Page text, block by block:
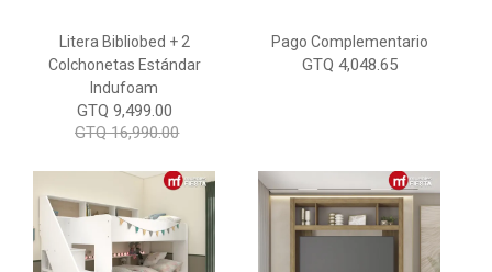
Litera Bibliobed + 2
Colchonetas Estándar
Indufoam
GTQ 9,499.00
GTQ 16,990.00
Pago Complementario
GTQ 4,048.65